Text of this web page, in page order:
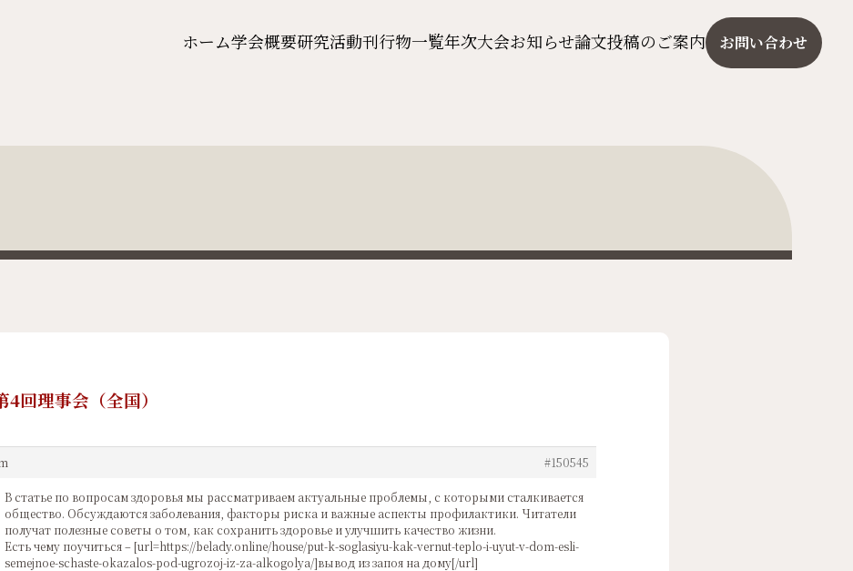
ホーム学会概要研究活動刊行物一覧年次大会お知らせ論文投稿のご案内 お問い合わせ
回理事会（全国）
#150545
В статье по вопросам здоровья мы рассматриваем актуальные проблемы, с которыми сталкивается
общество. Обсуждаются заболевания, факторы риска и важные аспекты профилактики. Читатели
получат полезные советы о том, как сохранить здоровье и улучшить качество жизни.
Есть чему поучиться – [url=https://belady.online/house/put-k-soglasiyu-kak-vernut-teplo-i-uyut-v-dom-esli-
semejnoe-schaste-okazalos-pod-ugrozoj-iz-za-alkogolya/]вывод из запоя на дому[/url]